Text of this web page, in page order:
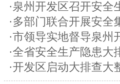
·泉州开发区召开安全
·多部门联合开展安全
·市领导实地督导泉州
·全省安全生产隐患
·开发区启动大排查大